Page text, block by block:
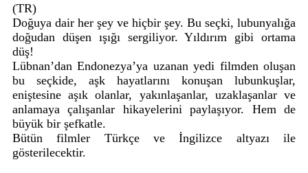
(TR)
Doğuya dair her şey ve hiçbir şey. Bu seçki, lubunyalığa
doğudan düşen ışığı sergiliyor. Yıldırım gibi ortama
düş!
Lübnan’dan Endonezya’ya uzanan yedi filmden oluşan
bu seçkide, aşk hayatlarını konuşan lubunkuşlar,
eniştesine aşık olanlar, yakınlaşanlar, uzaklaşanlar ve
anlamaya çalışanlar hikayelerini paylaşıyor. Hem de
büyük bir şefkatle.
Bütün filmler Türkçe ve İngilizce altyazı ile
gösterilecektir.